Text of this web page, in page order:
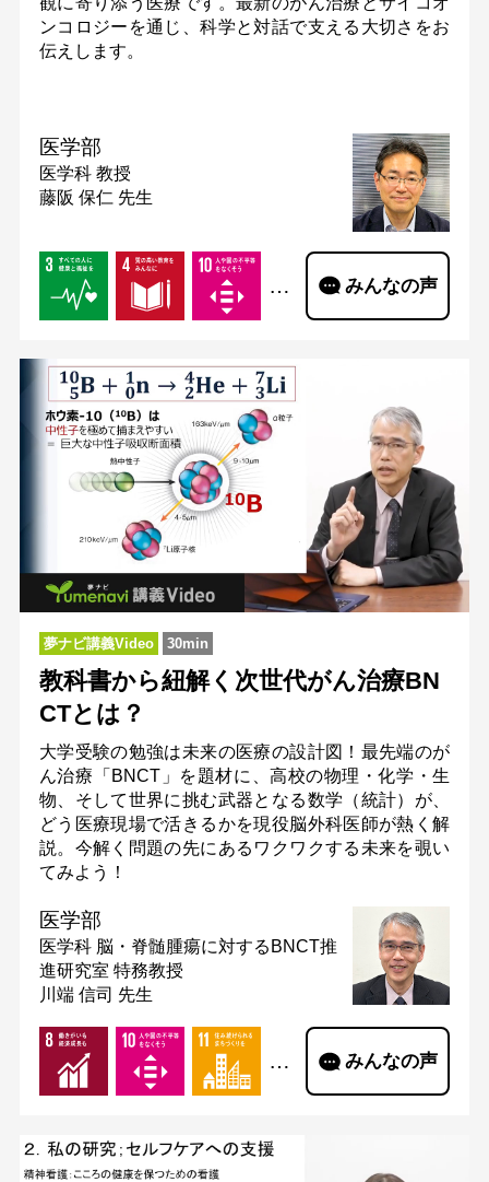
ンコロジーを通じ、科学と対話で支える大切さをお
伝えします。
医学部
医学科 教授
藤阪 保仁 先生
… みんなの声
夢ナビ講義Video 30min
教科書から紐解く次世代がん治療BN
CTとは？
大学受験の勉強は未来の医療の設計図！最先端のが
ん治療「BNCT」を題材に、高校の物理・化学・生
物、そして世界に挑む武器となる数学（統計）が、
どう医療現場で活きるかを現役脳外科医師が熱く解
説。今解く問題の先にあるワクワクする未来を覗い
てみよう！
医学部
医学科 脳・脊髄腫瘍に対するBNCT推
進研究室 特務教授
川端 信司 先生
… みんなの声